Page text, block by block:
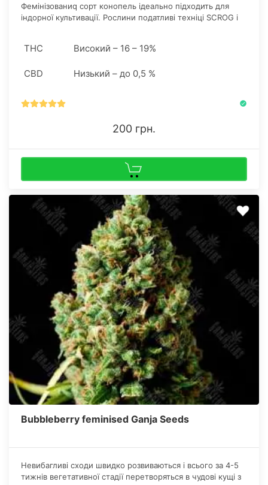
Фемінізованиq сорт конопель ідеально підходить для
індорної культивації. Рослини податливі техніці SCROG і
THC Високий – 16 – 19%
CBD Низький – до 0,5 %
200 грн.
Bubbleberry feminised Ganja Seeds
Невибагливі сходи швидко розвиваються і всього за 4-5
тижнів вегетативної стадії перетворяться в чудові кущі з